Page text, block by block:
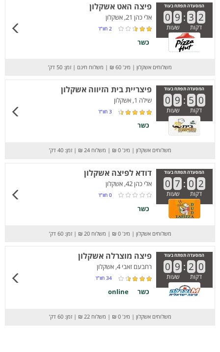
המסעדה תפתח בעוד
0 9 : 3 2
דקות שעות
פיצה האט אשקלון
אלי כהן 21, אשקלון
2 חוו”ד
כשר
משלוחים אשקלון | מינ' 60 ₪ | משלוח חינם | זמן: 50 דק’
המסעדה תפתח בעוד
0 9 : 5 0
דקות שעות
פיצריית בית הזיווה אשקלון
שילה 1, אשקלון
3 חוו”ד
כשר
משלוחים אשקלון | מינ' 0 ₪ | משלוח 24 ₪ | זמן: 40 דק’
המסעדה תפתח בעוד
0 7 : 0 2
דקות שעות
דודא לפיצה אשקלון
אלי כהן 42, אשקלון
0 חוו”ד
כשר
משלוחים אשקלון | מינ' 0 ₪ | משלוח 20 ₪ | זמן: 60 דק’
המסעדה תפתח בעוד
0 9 : 2 0
דקות שעות
פיצה מוצרלה אשקלון
רחבעם זאבי 4, אשקלון
34 חוו”ד
כשר online
משלוחים אשקלון | מינ' 0 ₪ | משלוח 22 ₪ | זמן: 60 דק’